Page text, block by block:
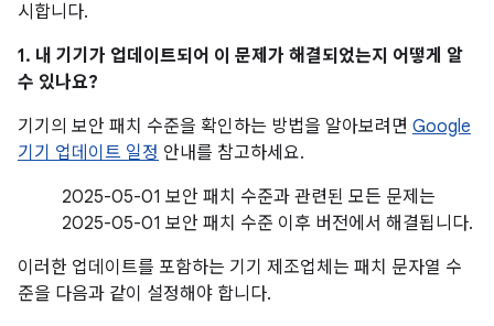
시합니다.
1. 내 기기가 업데이트되어 이 문제가 해결되었는지 어떻게 알
수 있나요?
기기의 보안 패치 수준을 확인하는 방법을 알아보려면 Google
기기 업데이트 일정 안내를 참고하세요.
2025-05-01 보안 패치 수준과 관련된 모든 문제는
2025-05-01 보안 패치 수준 이후 버전에서 해결됩니다.
이러한 업데이트를 포함하는 기기 제조업체는 패치 문자열 수
준을 다음과 같이 설정해야 합니다.